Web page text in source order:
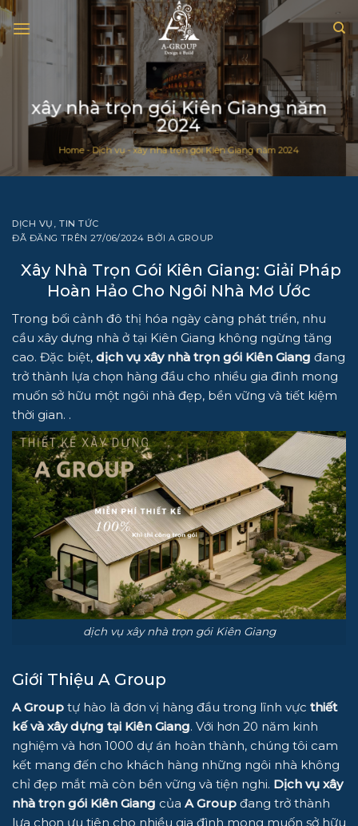
Chuyển
đến
nội
xây nhà trọn gói Kiên Giang năm
2024
Home-Dịch vụ-xây nhà trọn gói Kiên Giang năm 2024
DỊCH VỤ ,TIN TỨC
ĐÃ ĐĂNG TRÊN27/06/2024 BỞI A GROUP
Xây Nhà Trọn Gói Kiên Giang: Giải Pháp
Hoàn Hảo Cho Ngôi Nhà Mơ Ước
Trong bối cảnh đô thị hóa ngày càng phát triển, nhu
cầu xây dựng nhà ở tại Kiên Giang không ngừng tăng
cao. Đặc biệt, dịch vụ xây nhà trọn gói Kiên Giang đang
trở thành lựa chọn hàng đầu cho nhiều gia đình mong
muốn sở hữu một ngôi nhà đẹp, bền vững và tiết kiệm
thời gian. .
dịch vụ xây nhà trọn gói Kiên Giang
Giới Thiệu A Group
A Group tự hào là đơn vị hàng đầu trong lĩnh vực thiết
kế và xây dựng tại Kiên Giang. Với hơn 20 năm kinh
nghiệm và hơn 1000 dự án hoàn thành, chúng tôi cam
kết mang đến cho khách hàng những ngôi nhà không
chỉ đẹp mắt mà còn bền vững và tiện nghi. Dịch vụ xây
nhà trọn gói Kiên Giang của A Group đang trở thành
lựa chọn ưu tiên cho nhiều gia đình mong muốn sở hữu